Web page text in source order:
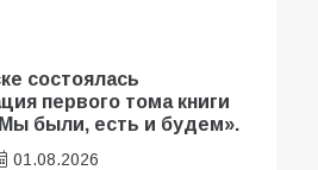
состоялась
первого тома книги
были, есть и будем».
01.08.2026